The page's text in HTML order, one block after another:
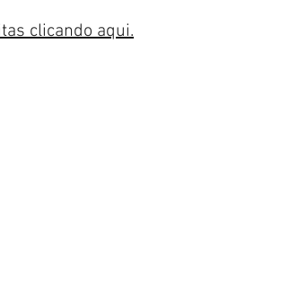
clicando aqui.